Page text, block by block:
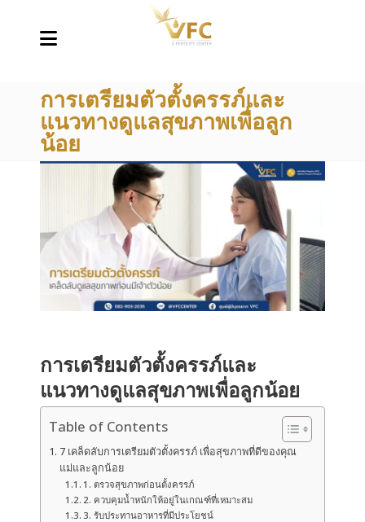
การเตรียมตัวตั้งครรภ์และ
แนวทางดูแลสุขภาพเพื่อลูก
น้อย
การเตรียมตัวตั้งครรภ์และ
แนวทางดูแลสุขภาพเพื่อลูกน้อย
Table of Contents
7 เคล็ดลับการเตรียมตัวตั้งครรภ์ เพื่อสุขภาพที่ดีของคุณ
แม่และลูกน้อย
1. ตรวจสุขภาพก่อนตั้งครรภ์
2. ควบคุมน้ำหนักให้อยู่ในเกณฑ์ที่เหมาะสม
3. รับประทานอาหารที่มีประโยชน์